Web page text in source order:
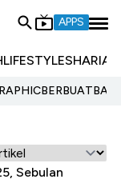
APPS
LIFESTYLESHARIA
Sebulan